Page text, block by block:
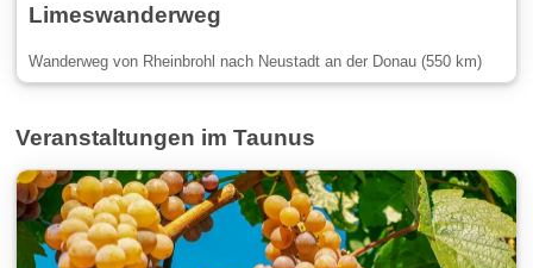
Limeswanderweg
Wanderweg von Rheinbrohl nach Neustadt an der Donau (550 km)
Veranstaltungen im Taunus